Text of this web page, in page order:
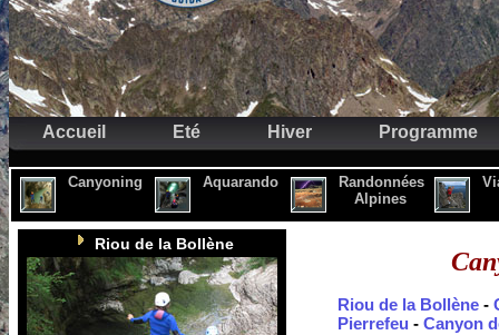
Accueil Eté Hiver Programme
Canyoning Aquarando
Randonnées
Alpines
Riou de la Bollène
Riou de la Bollène -
Pierrefeu - Canyon